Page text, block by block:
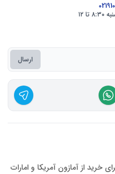
ارسال
از آمازون آمریکا و امارات